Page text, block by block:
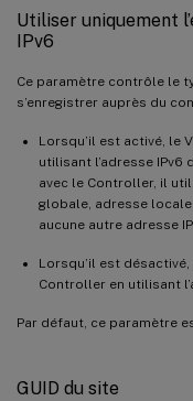
Utiliser uniquement
IPv6
Ce paramètre contrôle le
s’enregistrer auprès du
Lorsqu’il est activé, le
utilisant l’adresse IPv6
avec le Controller, il
globale, adresse locale
aucune autre adresse
Lorsqu’il est
Controller en utilisant
Par défaut, ce paramètre
GUID du site